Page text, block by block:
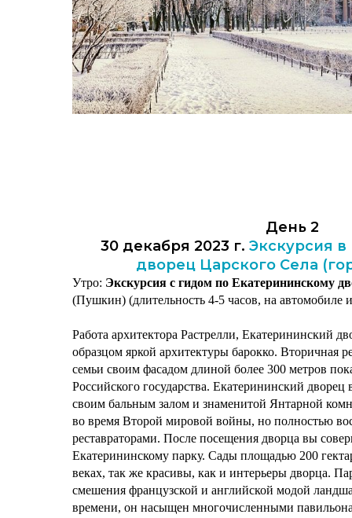
День 2
30 декабря 2023 г. Экскурсия
дворец Царского Села
Утро: Экскурсия с гидом по Екатерининскому
(Пушкин) (длительность 4-5 часов, на автомобиле
Работа архитектора Растрелли, Екатерининский
образцом яркой архитектуры барокко. Вторичная
семьи своим фасадом длиной более 300 метров
Российского государства. Екатерининский
своим бальным залом и знаменитой Янтарной
во время Второй мировой войны, но полностью
реставраторами. После посещения дворца вы
Екатерининскому парку. Сады площадью 200
веках, так же красивы, как и интерьеры дворца.
смешения французской и английской модой
времени, он насыщен многочисленными